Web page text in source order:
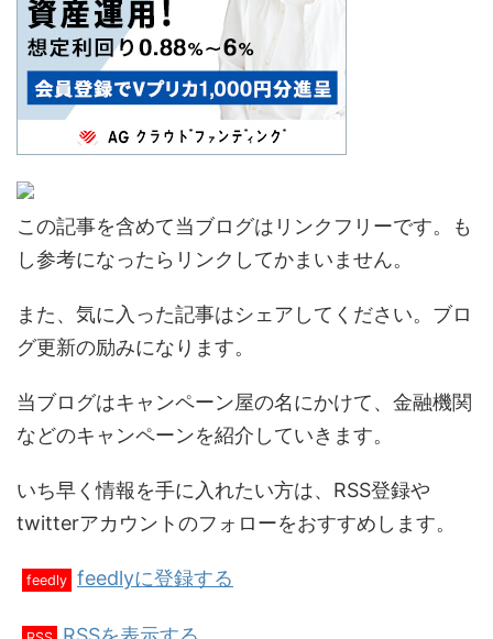
この記事を含めて当ブログはリンクフリーです。も
し参考になったらリンクしてかまいません。
また、気に入った記事はシェアしてください。ブロ
グ更新の励みになります。
当ブログはキャンペーン屋の名にかけて、金融機関
などのキャンペーンを紹介していきます。
いち早く情報を手に入れたい方は、RSS登録や
twitterアカウントのフォローをおすすめします。
feedly feedlyに登録する